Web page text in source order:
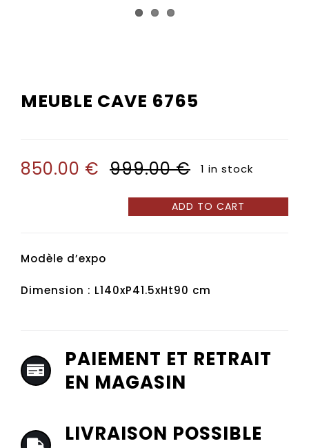
Service de pose
MEUBLE CAVE 6765
999.00€
850.00 € 1 in stock
6765
quantity
ADD TO CART
Modèle d’expo
Dimension : L140xP41.5xHt90 cm
PAIEMENT ET RETRAIT
EN MAGASIN
LIVRAISON POSSIBLE